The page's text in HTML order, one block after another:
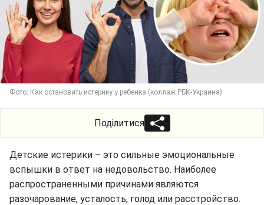
Фото: Как остановить истерику у ребенка (коллаж РБК-Украина)
Поділитися
Детские истерики – это сильные эмоциональные
вспышки в ответ на недовольство. Наиболее
распространенными причинами являются
разочарование, усталость, голод или расстройство.